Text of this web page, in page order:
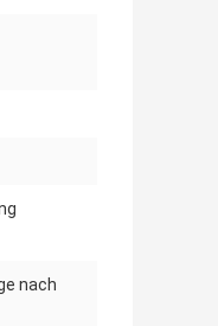
nach